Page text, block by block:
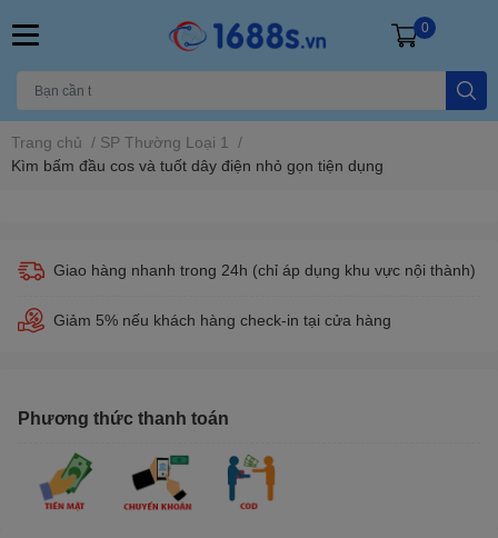
0
Trang chủ / SP Thường Loại 1
/
Kìm bấm đầu cos và tuốt dây điện nhỏ gọn tiện dụng
Giao hàng nhanh trong 24h (chỉ áp dụng khu vực nội thành)
Giảm 5% nếu khách hàng check-in tại cửa hàng
Phương thức thanh toán